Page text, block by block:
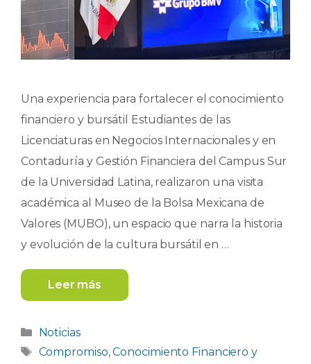
Una experiencia para fortalecer el conocimiento
financiero y bursátil Estudiantes de las
Licenciaturas en Negocios Internacionales y en
Contaduría y Gestión Financiera del Campus Sur
de la Universidad Latina, realizaron una visita
académica al Museo de la Bolsa Mexicana de
Valores (MUBO), un espacio que narra la historia
y evolución de la cultura bursátil en …
Leer más
Categorías
Noticias
Etiquetas
Compromiso,Conocimiento Financiero y